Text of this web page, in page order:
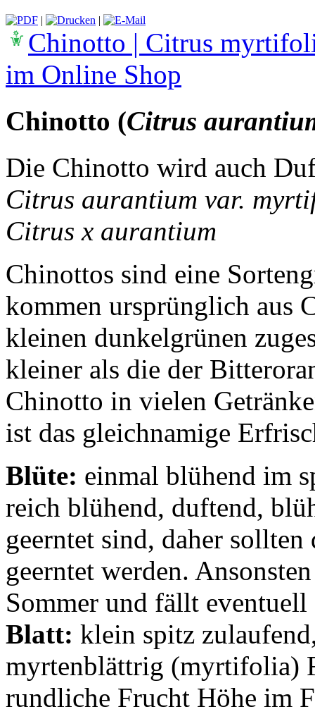
| |
Chinotto | Citrus
im Online Shop
Chinotto (Citrus
Die Chinotto wird auch
Citrus aurantium var.
Citrus x aurantium
Chinottos sind eine
kommen ursprünglich aus
kleinen dunkelgrünen
kleiner als die der
Chinotto in vielen
ist das gleichnamige
Blüte: einmal blühend im
reich blühend, duftend,
geerntet sind, daher
geerntet werden.
Sommer und fällt
Blatt: klein spitz
myrtenblättrig (myrtifolia)
rundliche Frucht Höhe im